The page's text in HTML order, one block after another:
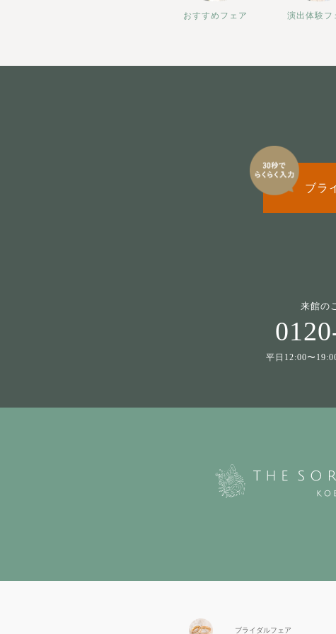
おすすめフェア 演出体験フ
ブラ
来館の
平日12:00〜
ブライダルフェア